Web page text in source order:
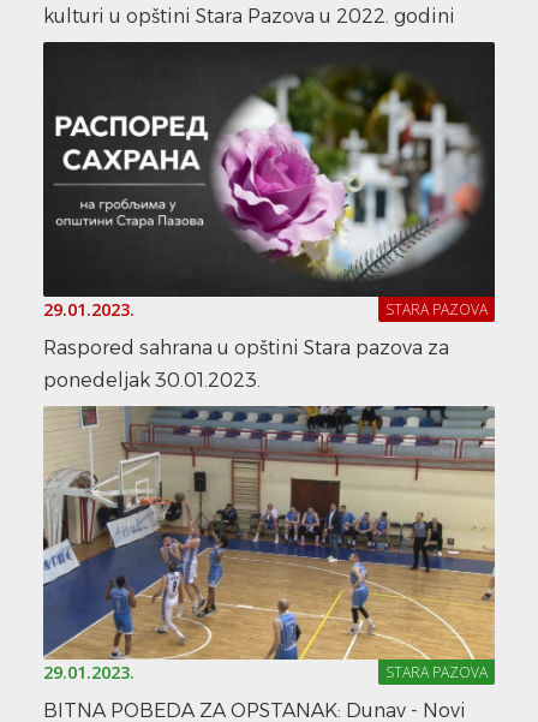
kulturi u opštini Stara Pazova u 2022. godini
29.01.2023. STARA PAZOVA
Raspored sahrana u opštini Stara pazova za
ponedeljak 30.01.2023.
29.01.2023. STARA PAZOVA
BITNA POBEDA ZA OPSTANAK: Dunav - Novi